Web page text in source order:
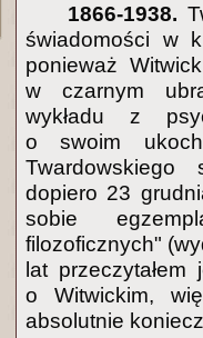
1866-1938.
świadomości w
ponieważ
w czarnym
wykładu z
o swoim
Twardowskiego
dopiero 23
sobie
filozoficznych"
lat przeczytałem
o Witwickim,
absolutnie